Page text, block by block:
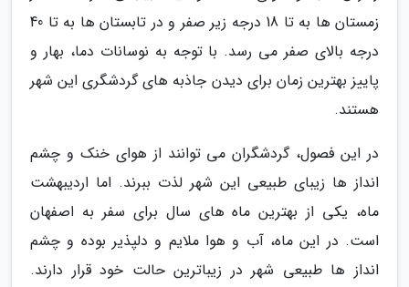
زمستان ها به تا 18 درجه زیر صفر و در تابستان ها به تا 40
درجه بالای صفر می رسد. با توجه به نوسانات دما، بهار و
پاییز بهترین زمان برای دیدن جاذبه های گردشگری این شهر
هستند.
در این فصول، گردشگران می توانند از هوای خنک و چشم
انداز ها زیبای طبیعی این شهر لذت ببرند. اما اردیبهشت
ماه، یکی از بهترین ماه های سال برای سفر به اصفهان
است. در این ماه، آب و هوا ملایم و دلپذیر بوده و چشم
انداز ها طبیعی شهر در زیباترین حالت خود قرار دارند.